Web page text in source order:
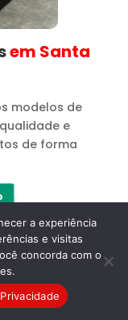
em Santa
modelos de
e
de forma
a experiência
e visitas
concorda com o